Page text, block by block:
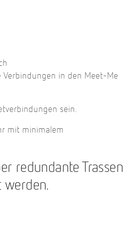
in den Meet-Me
sein.
mit minimalem
redundante Trassen
werden.